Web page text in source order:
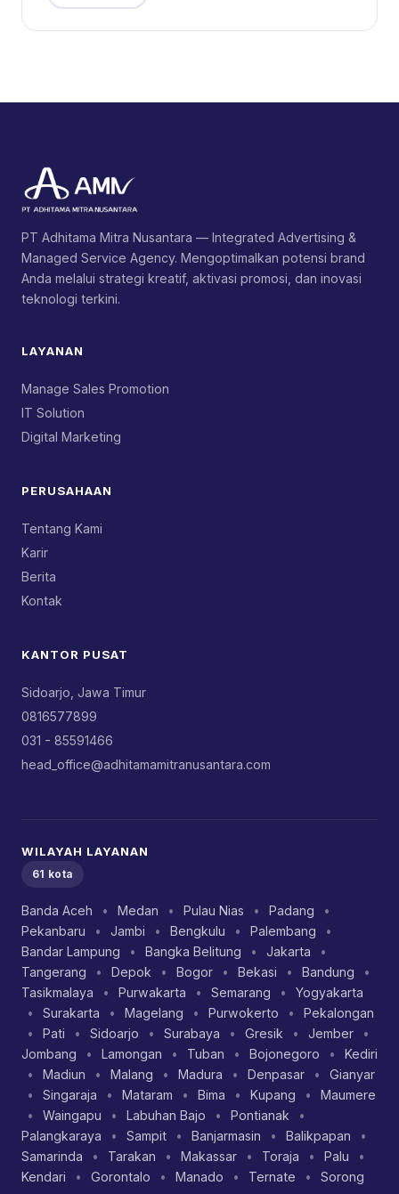
PT Adhitama Mitra Nusantara — Integrated Advertising &
Managed Service Agency. Mengoptimalkan potensi brand
Anda melalui strategi kreatif, aktivasi promosi, dan inovasi
teknologi terkini.
LAYANAN
Manage Sales Promotion
IT Solution
Digital Marketing
PERUSAHAAN
Tentang Kami
Karir
Berita
Kontak
KANTOR PUSAT
Sidoarjo, Jawa Timur
0816577899
031 - 85591466
head_office@adhitamamitranusantara.com
WILAYAH LAYANAN
61 kota
Banda Aceh • Medan • Pulau Nias • Padang
•
Pekanbaru
• Jambi • Bengkulu • Palembang
•
Bandar Lampung
• Bangka Belitung • Jakarta
•
Tangerang
• Depok • Bogor • Bekasi • Bandung
•
Tasikmalaya
• Purwakarta • Semarang •
Yogyakarta
•
Surakarta • Magelang • Purwokerto •
Pekalongan
•
Pati • Sidoarjo • Surabaya • Gresik • Jember
•
Jombang
• Lamongan • Tuban • Bojonegoro •
Kediri
•
Madiun • Malang • Madura • Denpasar •
Gianyar
•
Singaraja • Mataram • Bima • Kupang •
Maumere
•
Waingapu • Labuhan Bajo • Pontianak
•
Palangkaraya
• Sampit • Banjarmasin • Balikpapan
•
Samarinda
• Tarakan • Makassar • Toraja • Palu
•
Kendari
• Gorontalo • Manado • Ternate • Sorong